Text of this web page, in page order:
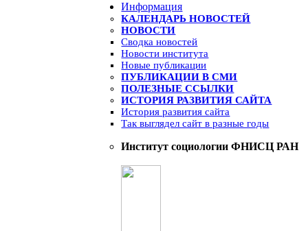
Информация
КАЛЕНДАРЬ НОВОСТЕЙ
НОВОСТИ
Сводка новостей
Новости института
Новые публикации
ПУБЛИКАЦИИ В СМИ
ПОЛЕЗНЫЕ ССЫЛКИ
ИСТОРИЯ РАЗВИТИЯ САЙТА
История развития сайта
Так выглядел сайт в разные годы
Институт социологии ФНИСЦ РАН